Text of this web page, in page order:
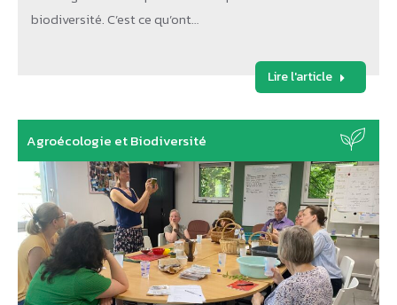
biodiversité. C’est ce qu’ont…
Lire l'article
Agroécologie et Biodiversité